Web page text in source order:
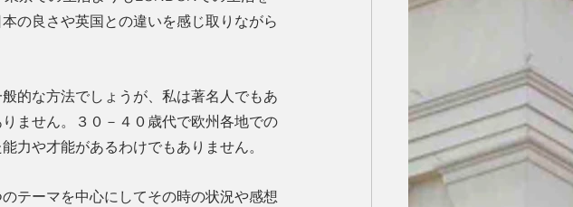
の良さや英国との違いを感じ取りながら
的な方法でしょうが、私は著名人でもあ
ません。３０－４０歳代で欧州各地での
力や才能があるわけでもありません。
テーマを中心にしてその時の状況や感想